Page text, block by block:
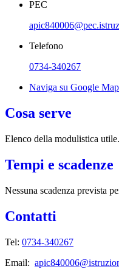
PEC
Telefono
0734-340267
Naviga su Google
Cosa serve
Elenco della modulistica utile.
Tempi e scadenze
Nessuna scadenza prevista
Contatti
Tel: 0734-340267
Email: